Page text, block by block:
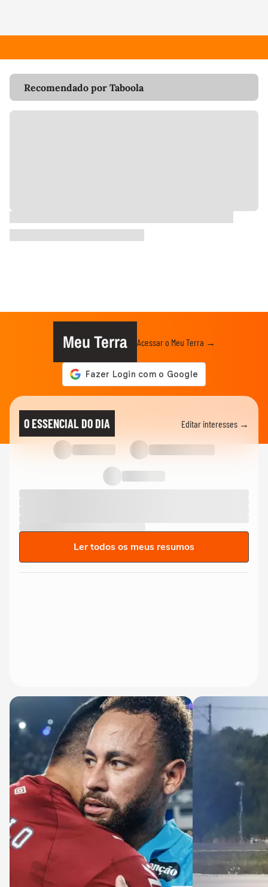
Recomendado por Taboola
Meu Terra Acessar o Meu Terra →
O ESSENCIAL DO DIA Editar interesses →
Ler todos os meus resumos